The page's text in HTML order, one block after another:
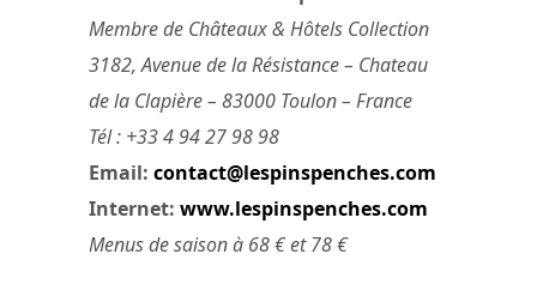
Membre de Châteaux & Hôtels Collection
3182, Avenue de la Résistance – Chateau
de la Clapière – 83000 Toulon – France
Tél : +33 4 94 27 98 98
Email: contact@lespinspenches.com
Internet: www.lespinspenches.com
Menus de saison à 68 € et 78 €